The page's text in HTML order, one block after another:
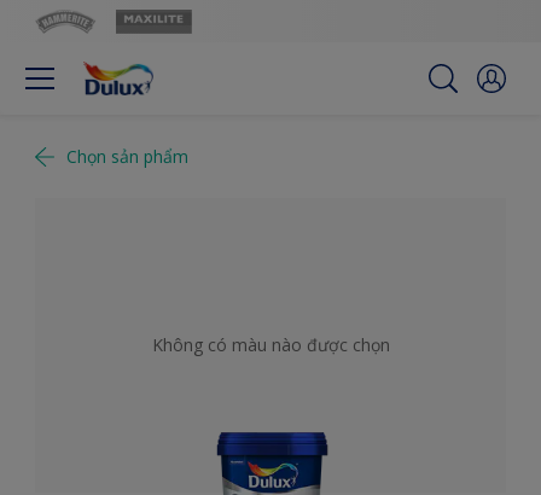
Chọn sản phẩm
Không có màu nào được chọn